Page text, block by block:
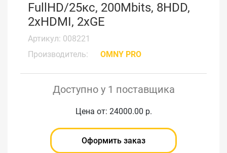
FullHD/25кс, 200Mbits, 8HDD,
2xHDMI, 2xGE
Артикул: 008221
Производитель:
OMNY PRO
Доступно у 1 поставщика
Цена от: 24000.00 р.
Оформить заказ